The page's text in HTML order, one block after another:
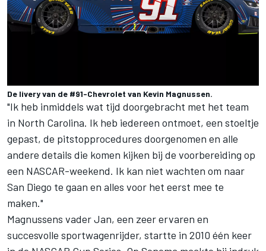
De livery van de #91-Chevrolet van Kevin Magnussen.
"Ik heb inmiddels wat tijd doorgebracht met het team
in North Carolina. Ik heb iedereen ontmoet, een stoeltje
gepast, de pitstopprocedures doorgenomen en alle
andere details die komen kijken bij de voorbereiding op
een NASCAR-weekend. Ik kan niet wachten om naar
San Diego te gaan en alles voor het eerst mee te
maken."
Magnussens vader Jan, een zeer ervaren en
succesvolle sportwagenrijder, startte in 2010 één keer